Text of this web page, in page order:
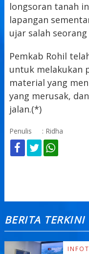
longsoran tanah
lapangan
ujar salah seorang
Pemkab Rohil
untuk melakukan
material yang
yang merusak,
jalan.(*)
Penulis : Ridha
BERITA TERKINI